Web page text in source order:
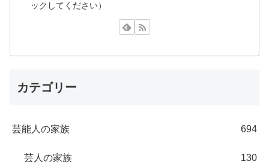
ックしてください）
カテゴリー
芸能人の家族 694
芸人の家族 130